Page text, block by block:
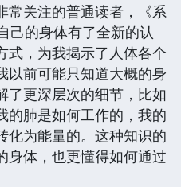
常关注的普通读者，《系
己的身体有了全新的认
式，为我揭示了人体各个
以前可能只知道大概的身
了更深层次的细节，比如
的肺是如何工作的，我的
化为能量的。这种知识的
身体，也更懂得如何通过